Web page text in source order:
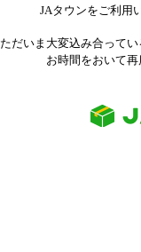
JAタウンをご利用
ただいま大変込み合って
お時間をおいて